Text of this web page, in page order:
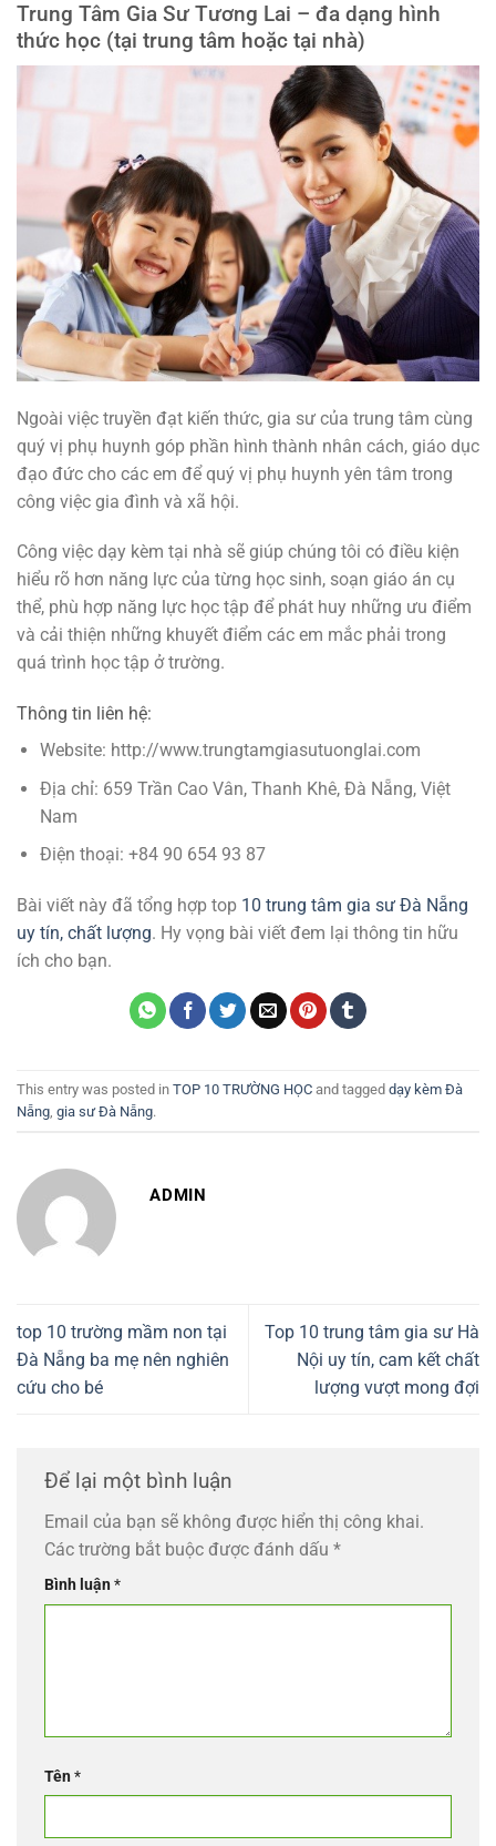
Trung Tâm Gia Sư Tương Lai – đa dạng hình
thức học (tại trung tâm hoặc tại nhà)
Ngoài việc truyền đạt kiến thức, gia sư của trung tâm cùng
quý vị phụ huynh góp phần hình thành nhân cách, giáo dục
đạo đức cho các em để quý vị phụ huynh yên tâm trong
công việc gia đình và xã hội.
Công việc dạy kèm tại nhà sẽ giúp chúng tôi có điều kiện
hiểu rõ hơn năng lực của từng học sinh, soạn giáo án cụ
thể, phù hợp năng lực học tập để phát huy những ưu điểm
và cải thiện những khuyết điểm các em mắc phải trong
quá trình học tập ở trường.
Thông tin liên hệ:
Website: http://www.trungtamgiasutuonglai.com
Địa chỉ: 659 Trần Cao Vân, Thanh Khê, Đà Nẵng, Việt
Nam
Điện thoại: +84 90 654 93 87
Bài viết này đã tổng hợp top 10 trung tâm gia sư Đà Nẵng
uy tín, chất lượng. Hy vọng bài viết đem lại thông tin hữu
ích cho bạn.
This entry was posted in TOP 10 TRƯỜNG HỌC and tagged dạy kèm Đà
Nẵng gia sư Đà Nẵng.
ADMIN
top 10 trường mầm non tại
Đà Nẵng ba mẹ nên nghiên
cứu cho bé
Top 10 trung tâm gia sư Hà
Nội uy tín, cam kết chất
lượng vượt mong đợi
Để lại một bình luận
Email của bạn sẽ không được hiển thị công khai.
Các trường bắt buộc được đánh dấu *
Bình luận*
Tên*